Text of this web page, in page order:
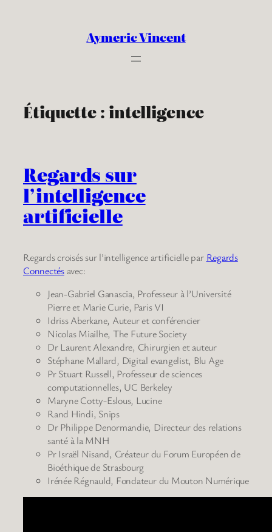
Aymeric Vincent
Étiquette :intelligence
Regards sur
l’intelligence
artificielle
Regards croisés sur l’intelligence artificielle par Regards
Connectésavec:
Jean-Gabriel Ganascia, Professeur à l’Université
Pierre et Marie Curie, Paris VI
Idriss Aberkane, Auteur et conférencier
Nicolas Miailhe, The Future Society
Dr Laurent Alexandre, Chirurgien et auteur
Stéphane Mallard, Digital evangelist, Blu Age
Pr Stuart Russell, Professeur de sciences
computationnelles, UC Berkeley
Maryne Cotty-Eslous, Lucine
Rand Hindi, Snips
Dr Philippe Denormandie, Directeur des relations
santé à la MNH
Pr Israël Nisand, Créateur du Forum Européen de
Bioéthique de Strasbourg
Irénée Régnauld, Fondateur du Mouton Numérique